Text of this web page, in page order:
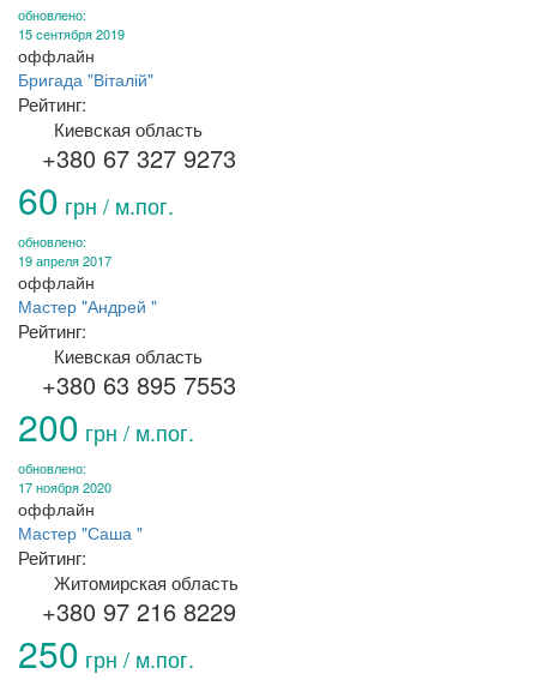
обновлено:
15 сентября 2019
оффлайн
Бригада "Віталій"
Рейтинг:
Киевская область
+380 67 327 9273
60 грн / м.пог.
обновлено:
19 апреля 2017
оффлайн
Мастер "Андрей "
Рейтинг:
Киевская область
+380 63 895 7553
200 грн / м.пог.
обновлено:
17 ноября 2020
оффлайн
Мастер "Саша "
Рейтинг:
Житомирская область
+380 97 216 8229
250 грн / м.пог.